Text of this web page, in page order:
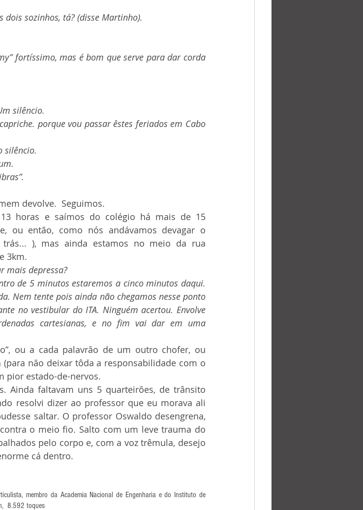
sozinhos, tá? (disse Martinho).
silêncio.
devolve.  Seguimos.
ou então, como nós andávamos devagar o
), mas ainda estamos no meio da rua
3km.
mais depressa?
Nem tente pois ainda não chegamos nesse ponto
no vestibular do ITA. Ninguém acertou. Envolve
cartesianas, e no fim vai dar em uma
não deixar tôda a responsabilidade com o
pior estado-de-nervos.
resolvi dizer ao professor que eu morava ali
saltar. O professor Oswaldo desengrena,
o meio fio. Salto com um leve trauma do
pelo corpo e, com a voz trêmula, desejo
cá dentro.
membro da Academia Nacional de Engenharia e do Instituto de
8.592 toques